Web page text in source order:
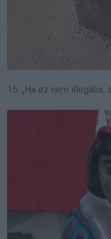
15. „Ha ez nem illegális,